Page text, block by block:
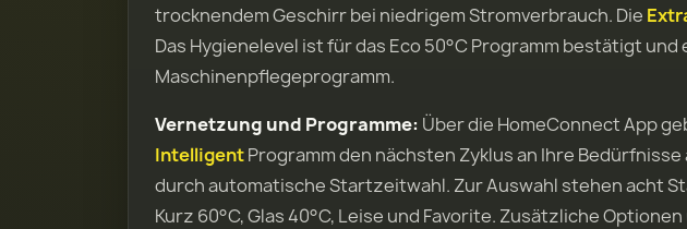
trocknendem Geschirr bei niedrigem Stromverbrauch. Die
Das Hygienelevel ist für das Eco 50°C Programm bestätigt
Maschinenpflegeprogramm.
Vernetzung und Programme: Über die HomeConnect App
IntelligentProgramm den nächsten Zyklus an Ihre Bedürfnisse
durch automatische Startzeitwahl. Zur Auswahl stehen acht
Kurz 60°C, Glas 40°C, Leise und Favorite. Zusätzliche